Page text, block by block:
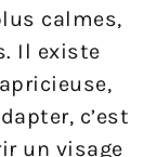
calmes,
Il existe
c’est
un visage